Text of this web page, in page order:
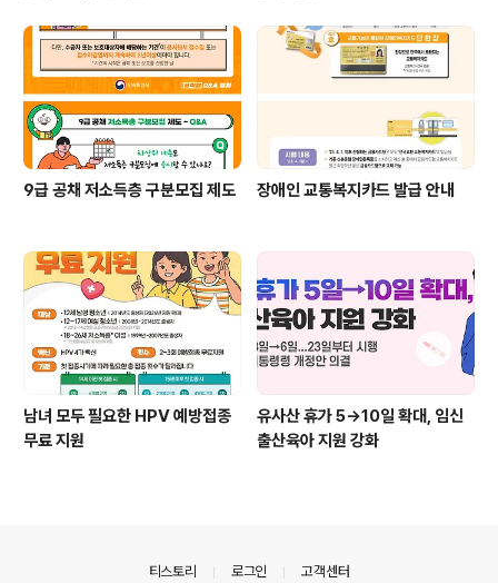
9급 공채 저소득층 구분모집 제도 장애인 교통복지카드 발급 안내
남녀 모두 필요한 HPV 예방접종
무료 지원
유사산 휴가 5→10일 확대, 임신
출산육아 지원 강화
티스토리 로그인 고객센터